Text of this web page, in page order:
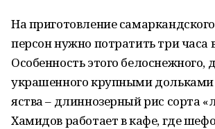
На приготовление
персон нужно потратить три часа
Особенность этого белоснежного,
украшенного крупными
яства – длиннозерный рис сорта
Хамидов работает в кафе, где